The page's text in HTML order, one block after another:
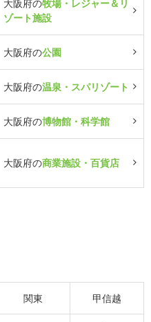
大阪府の牧場・レジャー＆リ
ゾート施設
大阪府の公園
大阪府の温泉・スパリゾート
大阪府の博物館・科学館
大阪府の商業施設・百貨店
関東 甲信越